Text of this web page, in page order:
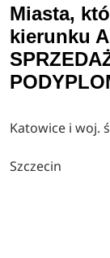
Miasta,
kierunku
Katowice i woj.
Szczecin